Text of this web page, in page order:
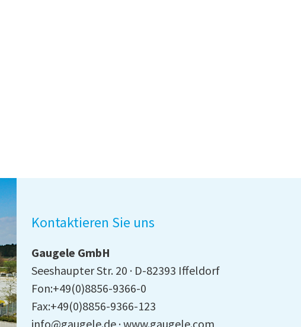
Kontaktieren Sie uns
Gaugele GmbH
Seeshaupter Str. 20 D-82393 Iffeldorf
Fon:+49(0)8856-9366-0
Fax:+49(0)8856-9366-123
info@gaugele.de www.gaugele.com